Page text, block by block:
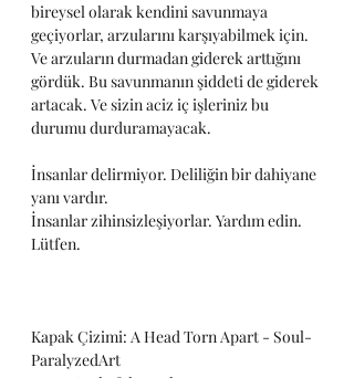
bireysel olarak kendini savunmaya
geçiyorlar, arzularını karşıyabilmek için.
Ve arzuların durmadan giderek arttığını
gördük. Bu savunmanın şiddeti de giderek
artacak. Ve sizin aciz iç işleriniz bu
durumu durduramayacak.
İnsanlar delirmiyor. Deliliğin bir dahiyane
yanı vardır.
İnsanlar zihinsizleşiyorlar. Yardım edin.
Lütfen.
Kapak Çizimi: A Head Torn Apart - Soul-
ParalyzedArt